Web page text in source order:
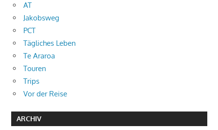
AT
Jakobsweg
PCT
Tägliches Leben
Te Araroa
Touren
Trips
Vor der Reise
ARCHIV